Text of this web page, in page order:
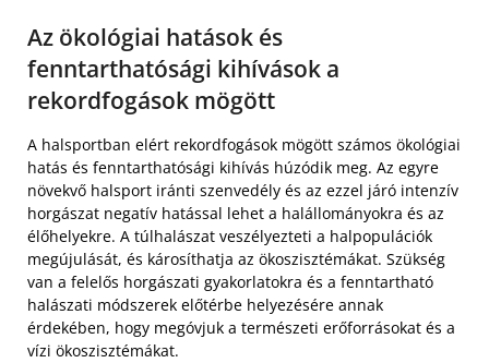
Az ökológiai hatások és
fenntarthatósági kihívások a
rekordfogások mögött
A halsportban elért rekordfogások mögött számos ökológiai
hatás és fenntarthatósági kihívás húzódik meg. Az egyre
növekvő halsport iránti szenvedély és az ezzel járó intenzív
horgászat negatív hatással lehet a halállományokra és az
élőhelyekre. A túlhalászat veszélyezteti a halpopulációk
megújulását, és károsíthatja az ökoszisztémákat. Szükség
van a felelős horgászati gyakorlatokra és a fenntartható
halászati módszerek előtérbe helyezésére annak
érdekében, hogy megóvjuk a természeti erőforrásokat és a
vízi ökoszisztémákat.